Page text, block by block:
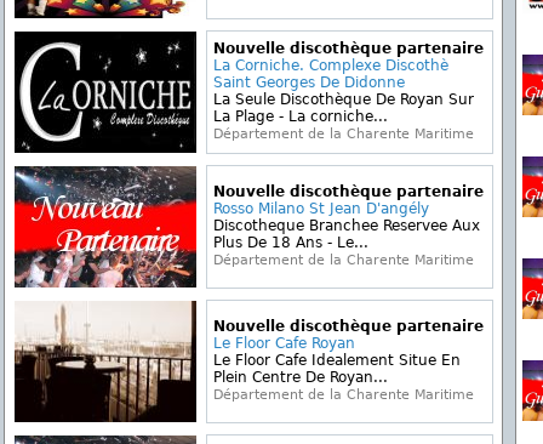
Nouvelle discothèque partenaire
La Corniche. Complexe Discothè
Saint Georges De Didonne
La Seule Discothèque De Royan Sur
La Plage - La corniche...
Département de la Charente Maritime
Nouvelle discothèque partenaire
Rosso Milano St Jean D'angély
Discotheque Branchee Reservee Aux
Plus De 18 Ans - Le...
Département de la Charente Maritime
Nouvelle discothèque partenaire
Le Floor Cafe Royan
Le Floor Cafe Idealement Situe En
Plein Centre De Royan...
Département de la Charente Maritime